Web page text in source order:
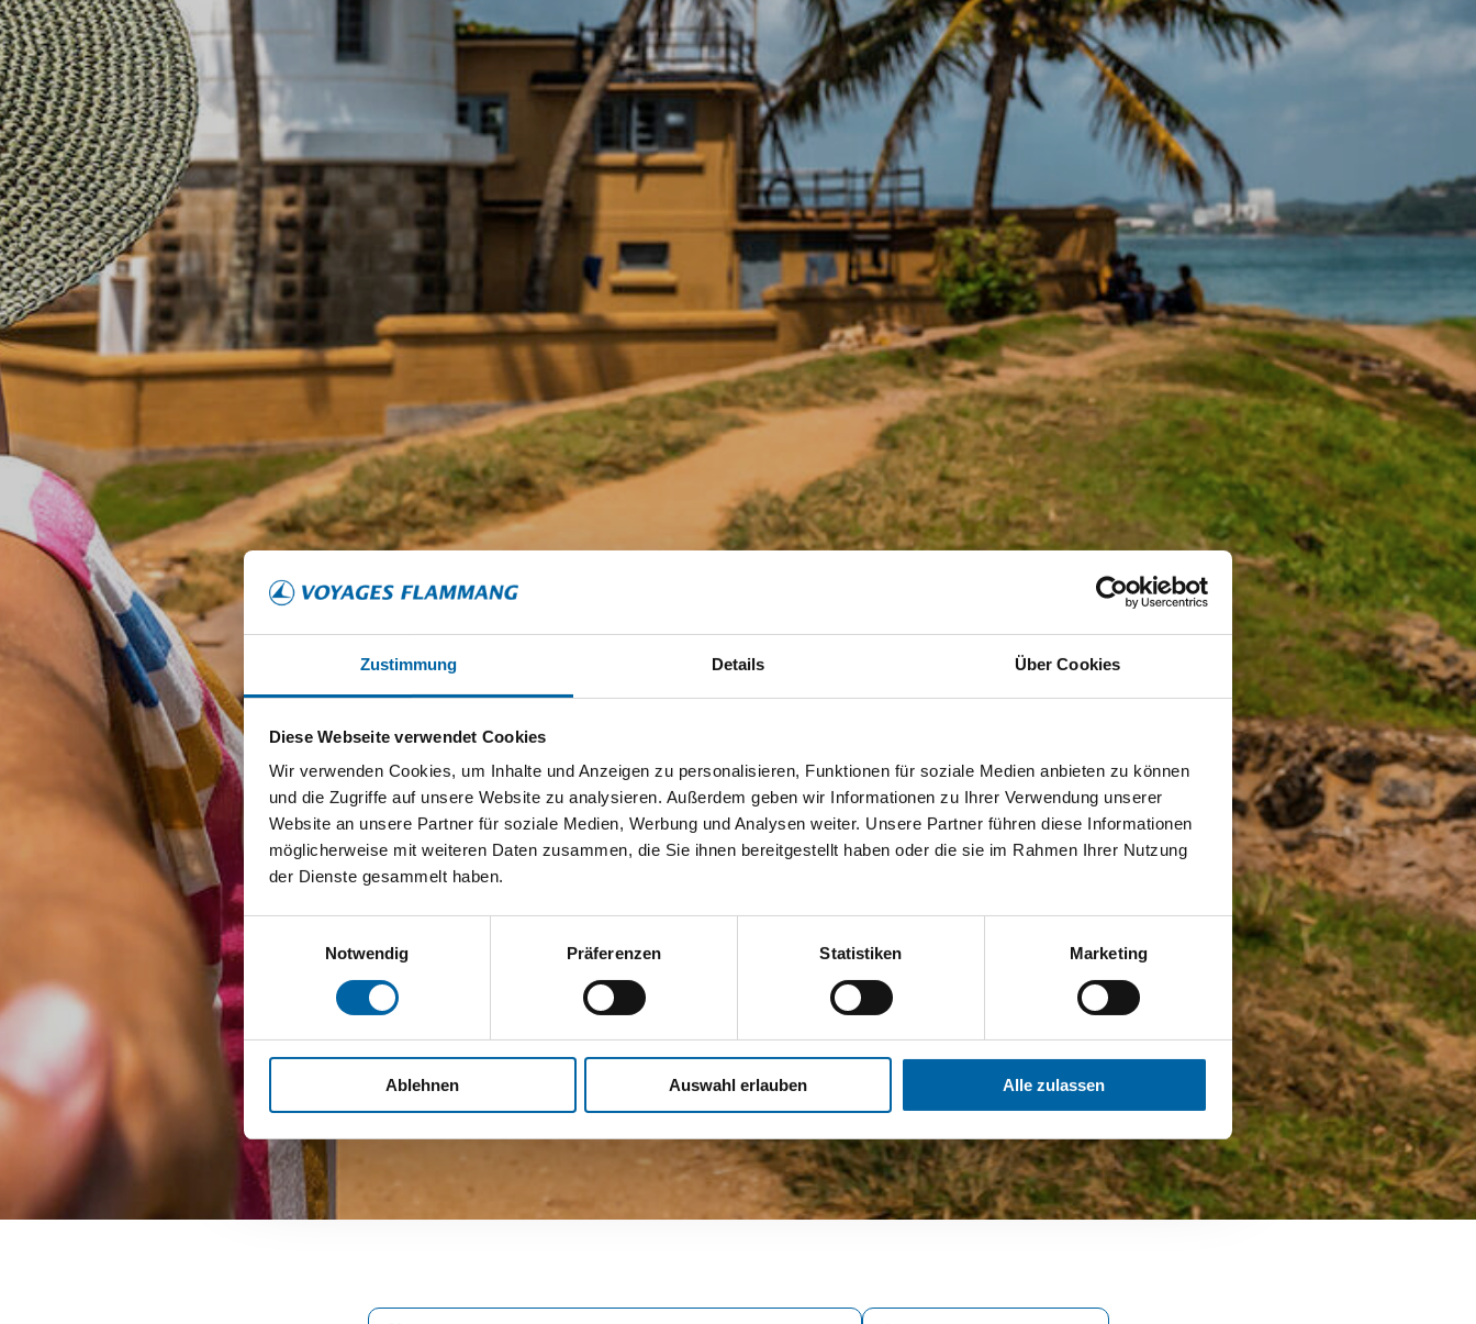
Zustimmung Details Über Cookies
Diese Webseite verwendet Cookies
Wir verwenden Cookies, um Inhalte und Anzeigen zu personalisieren, Funktionen für soziale Medien anbieten zu können
und die Zugriffe auf unsere Website zu analysieren. Außerdem geben wir Informationen zu Ihrer Verwendung unserer
Website an unsere Partner für soziale Medien, Werbung und Analysen weiter. Unsere Partner führen diese Informationen
möglicherweise mit weiteren Daten zusammen, die Sie ihnen bereitgestellt haben oder die sie im Rahmen Ihrer Nutzung
der Dienste gesammelt haben.
Einwilligungsauswahl
Notwendig
Präferenzen Statistiken Marketing
Ablehnen Auswahl erlauben Alle zulassen